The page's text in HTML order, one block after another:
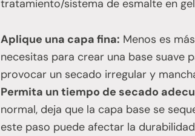
tratamiento/sistema de esmalte en
Aplique una capa fina: Menos es
necesitas para crear una base suave
provocar un secado irregular y
Permita un tiempo de secado
normal, deja que la capa base se
este paso puede afectar la